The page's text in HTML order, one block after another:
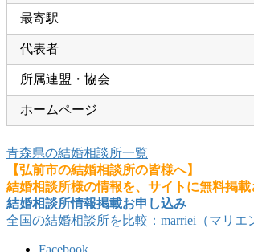
最寄駅
代表者
所属連盟・協会
ホームページ
青森県の結婚相談所一覧
【弘前市の結婚相談所の皆様へ】
結婚相談所様の情報を、サイトに無料掲
結婚相談所情報掲載お申し込み
全国の結婚相談所を比較：marriei（マリエ